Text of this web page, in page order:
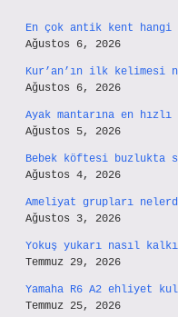
En çok antik kent
Ağustos 6, 2026
Kur’an’ın ilk kelimesi
Ağustos 6, 2026
Ayak mantarına en
Ağustos 5, 2026
Bebek köftesi buzlukta
Ağustos 4, 2026
Ameliyat grupları
Ağustos 3, 2026
Yokuş yukarı nasıl
Temmuz 29, 2026
Yamaha R6 A2 ehliyet
Temmuz 25, 2026